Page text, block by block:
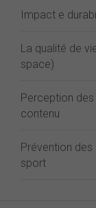
Impact e
La qualité de
space)
Perception
contenu
Prévention des
sport